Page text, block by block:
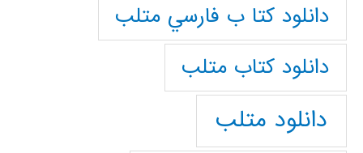
دانلود كتا ب فارسي متلب
دانلود كتاب متلب
دانلود متلب